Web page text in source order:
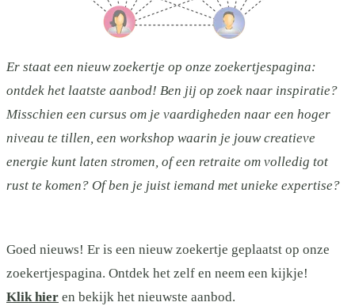
Er staat een nieuw zoekertje op onze zoekertjespagina:
ontdek het laatste aanbod! Ben jij op zoek naar inspiratie?
Misschien een cursus om je vaardigheden naar een hoger
niveau te tillen, een workshop waarin je jouw creatieve
energie kunt laten stromen, of een retraite om volledig tot
rust te komen? Of ben je juist iemand met unieke expertise?
Goed nieuws! Er is een nieuw zoekertje geplaatst op onze
zoekertjespagina. Ontdek het zelf en neem een kijkje!
Klik hier en bekijk het nieuwste aanbod.